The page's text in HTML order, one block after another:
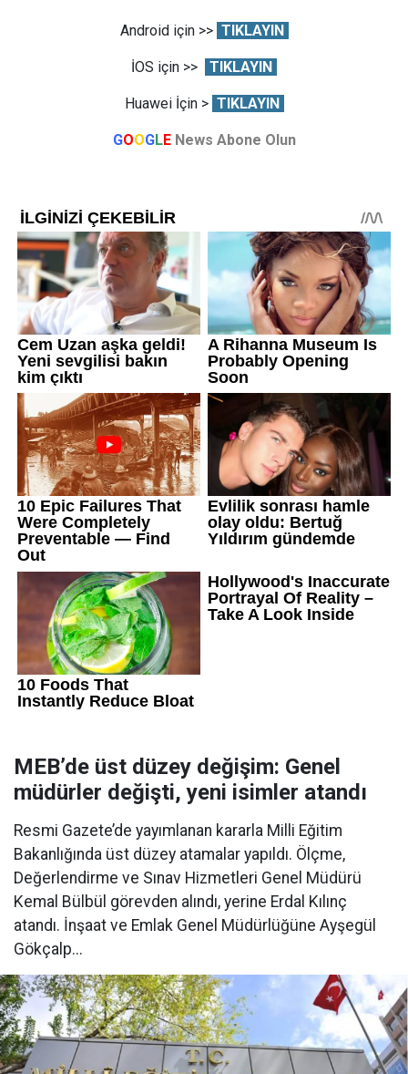
Android için >> TIKLAYIN
İOS için >> TIKLAYIN
Huawei İçin > TIKLAYIN
GOOGLE News Abone Olun
MEB’de üst düzey değişim: Genel
müdürler değişti, yeni isimler atandı
Resmi Gazete’de yayımlanan kararla Milli Eğitim
Bakanlığında üst düzey atamalar yapıldı. Ölçme,
Değerlendirme ve Sınav Hizmetleri Genel Müdürü
Kemal Bülbül görevden alındı, yerine Erdal Kılınç
atandı. İnşaat ve Emlak Genel Müdürlüğüne Ayşegül
Gökçalp...